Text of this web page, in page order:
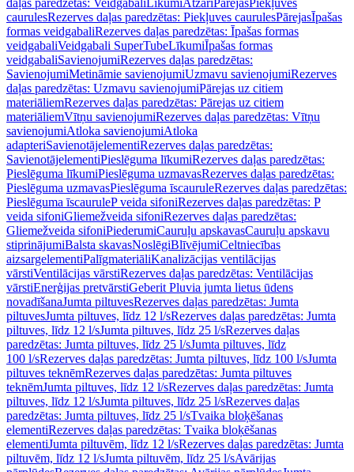
daļas paredzētas: Veidgabali LīkumiAtzari PārejasPiekļuves
caurulesRezerves daļas paredzētas: Piekļuves caurulesPārejasĪpašas
formas veidgabaliRezerves daļas paredzētas: Īpašas formas
veidgabaliVeidgabali SuperTubeLīkumiĪpašas formas
veidgabaliSavienojumiRezerves daļas paredzētas:
SavienojumiMetināmie savienojumiUzmavu savienojumiRezerves
daļas paredzētas: Uzmavu savienojumiPārejas uz citiem
materiāliemRezerves daļas paredzētas: Pārejas uz citiem
materiāliemVītņu savienojumiRezerves daļas paredzētas: Vītņu
savienojumiAtloka savienojumiAtloka
adapteriSavienotājelementiRezerves daļas paredzētas:
SavienotājelementiPieslēguma līkumiRezerves daļas paredzētas:
Pieslēguma līkumiPieslēguma uzmavasRezerves daļas paredzētas:
Pieslēguma uzmavasPieslēguma īscauruleRezerves daļas paredzētas:
Pieslēguma īscauruleP veida sifoniRezerves daļas paredzētas: P
veida sifoniGliemežveida sifoniRezerves daļas paredzētas:
Gliemežveida sifoniPiederumiCauruļu apskavasCauruļu apskavu
stiprinājumiBalsta skavasNoslēgiBlīvējumiCeltniecības
aizsargelementiPalīgmateriāliKanalizācijas ventilācijas
vārstiVentilācijas vārstiRezerves daļas paredzētas: Ventilācijas
vārstiEnerģijas pretvārstiGeberit Pluvia jumta lietus ūdens
novadīšanaJumta piltuvesRezerves daļas paredzētas: Jumta
piltuvesJumta piltuves, līdz 12 l/sRezerves daļas paredzētas: Jumta
piltuves, līdz 12 l/sJumta piltuves, līdz 25 l/sRezerves daļas
paredzētas: Jumta piltuves, līdz 25 l/sJumta piltuves, līdz
100 l/sRezerves daļas paredzētas: Jumta piltuves, līdz 100 l/sJumta
piltuves teknēmRezerves daļas paredzētas: Jumta piltuves
teknēmJumta piltuves, līdz 12 l/sRezerves daļas paredzētas: Jumta
piltuves, līdz 12 l/sJumta piltuves, līdz 25 l/sRezerves daļas
paredzētas: Jumta piltuves, līdz 25 l/sTvaika bloķēšanas
elementiRezerves daļas paredzētas: Tvaika bloķēšanas
elementiJumta piltuvēm, līdz 12 l/sRezerves daļas paredzētas: Jumta
piltuvēm, līdz 12 l/sJumta piltuvēm, līdz 25 l/sAvārijas